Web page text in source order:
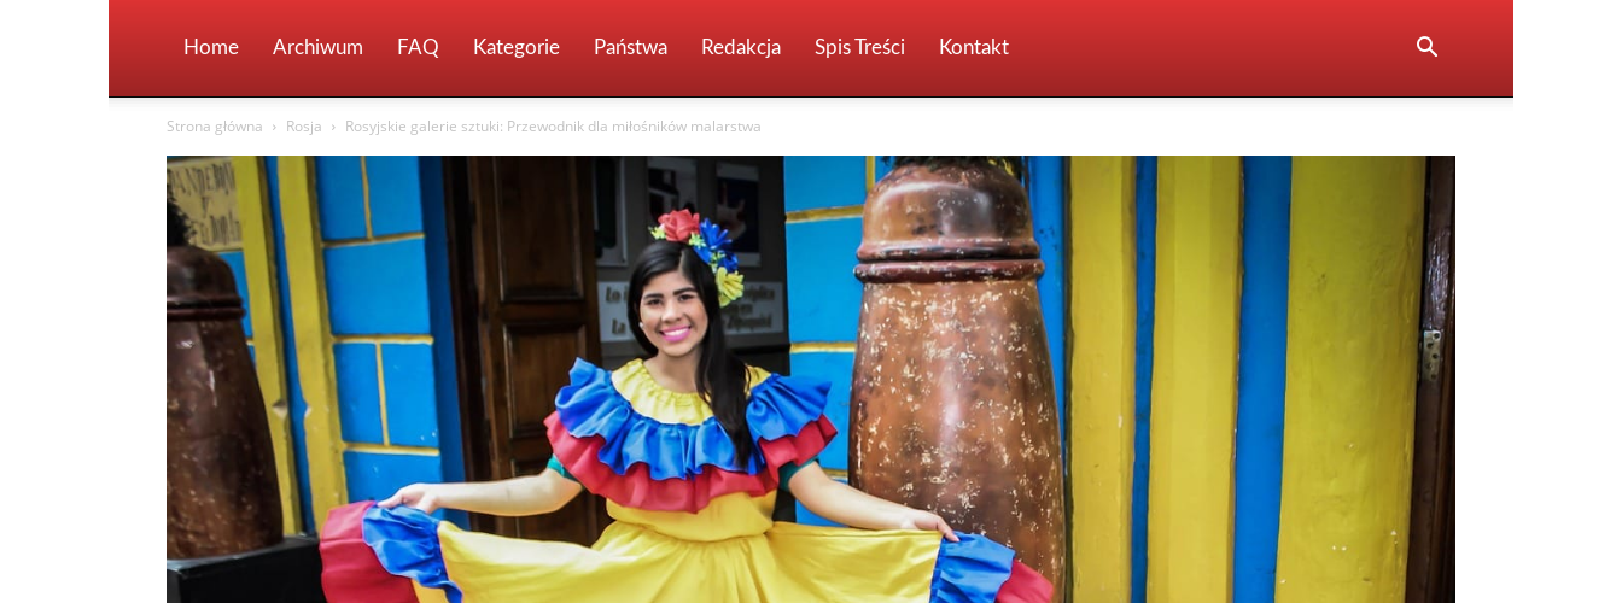
Home Archiwum FAQ Kategorie Państwa Redakcja Spis Treści Kontakt
Strona główna Rosja Rosyjskie galerie sztuki: Przewodnik dla miłośników malarstwa